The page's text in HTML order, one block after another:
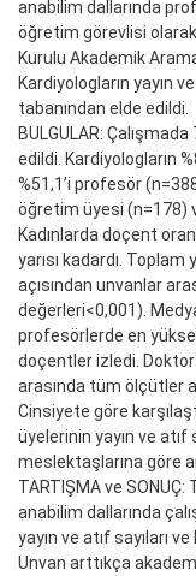
anabilim dallarında
öğretim görevlisi
Kurulu Akademik
Kardiyologların yayın
tabanından elde edildi.
BULGULAR:
edildi. Kardiyologların
%51,1’i profesör
öğretim üyesi (n=178)
Kadınlarda doçent
yarısı kadardı. Toplam
açısından unvanlar
değerleri<0,001).
profesörlerde en
doçentler izledi.
arasında tüm ölçütler
Cinsiyete göre
üyelerinin yayın ve atıf
meslektaşlarına göre
TARTIŞMA ve
anabilim dallarında
yayın ve atıf sayıları
Unvan arttıkça